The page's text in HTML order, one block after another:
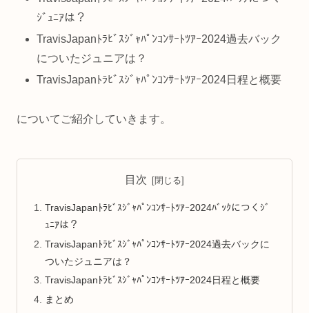
ｼﾞｭﾆｱは？
TravisJapanﾄﾗﾋﾞｽｼﾞｬﾊﾟﾝｺﾝｻｰﾄﾂｱｰ2024過去バック
についたジュニアは？
TravisJapanﾄﾗﾋﾞｽｼﾞｬﾊﾟﾝｺﾝｻｰﾄﾂｱｰ2024日程と概要
についてご紹介していきます。
目次
TravisJapanﾄﾗﾋﾞｽｼﾞｬﾊﾟﾝｺﾝｻｰﾄﾂｱｰ2024ﾊﾞｯｸにつくｼﾞ
ｭﾆｱは？
TravisJapanﾄﾗﾋﾞｽｼﾞｬﾊﾟﾝｺﾝｻｰﾄﾂｱｰ2024過去バックに
ついたジュニアは？
TravisJapanﾄﾗﾋﾞｽｼﾞｬﾊﾟﾝｺﾝｻｰﾄﾂｱｰ2024日程と概要
まとめ